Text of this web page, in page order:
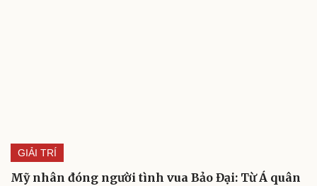
GIẢI TRÍ
Mỹ nhân đóng người tình vua Bảo Đại: Từ Á quân